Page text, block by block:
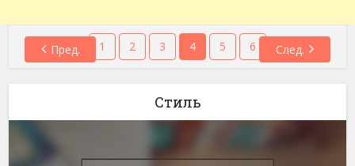
Пред. 1 2 3 4 5 6 След.
Стиль